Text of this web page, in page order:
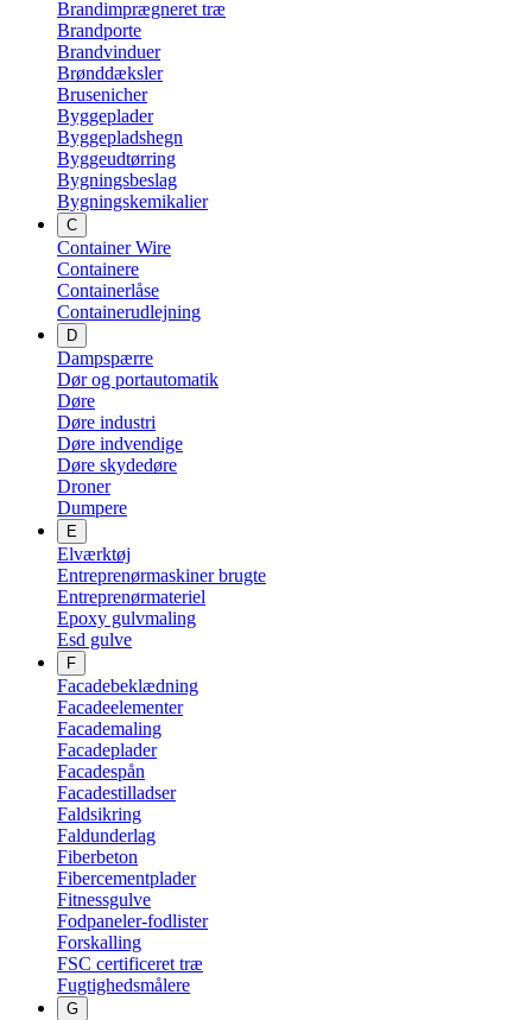
Brandimprægneret træ
Brandporte
Brandvinduer
Brønddæksler
Brusenicher
Byggeplader
Byggepladshegn
Byggeudtørring
Bygningsbeslag
Bygningskemikalier
C
Container Wire
Containere
Containerlåse
Containerudlejning
D
Dampspærre
Dør og portautomatik
Døre
Døre industri
Døre indvendige
Døre skydedøre
Droner
Dumpere
E
Elværktøj
Entreprenørmaskiner brugte
Entreprenørmateriel
Epoxy gulvmaling
Esd gulve
F
Facadebeklædning
Facadeelementer
Facademaling
Facadeplader
Facadespån
Facadestilladser
Faldsikring
Faldunderlag
Fiberbeton
Fibercementplader
Fitnessgulve
Fodpaneler-fodlister
Forskalling
FSC certificeret træ
Fugtighedsmålere
G